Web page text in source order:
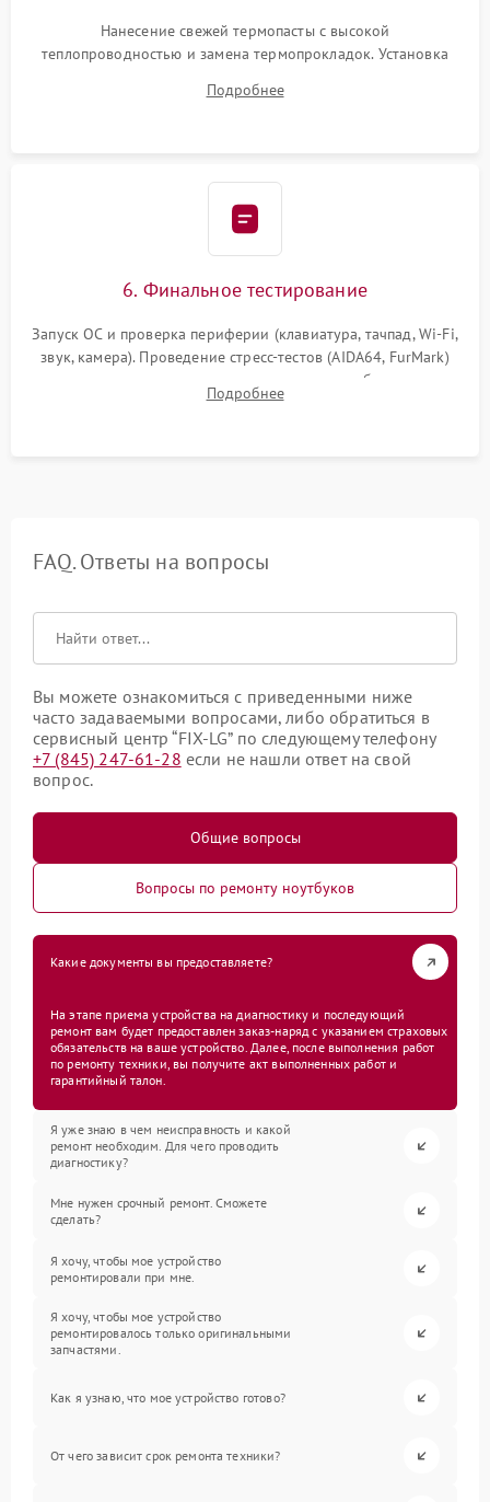
Нанесение свежей термопасты с высокой
теплопроводностью и замена термопрокладок. Установка
шлейфов, модулей памяти и накопителей. Предварительная
Подробнее
6. Финальное тестирование
Запуск ОС и проверка периферии (клавиатура, тачпад, Wi-Fi,
звук, камера). Проведение стресс-тестов (AIDA64, FurMark)
для контроля температурного режима и стабильности
системы под пиковой нагрузкой.
Подробнее
FAQ. Ответы на вопросы
Вы можете ознакомиться с приведенными ниже
часто задаваемыми вопросами, либо обратиться в
сервисный центр “FIX-LG” по следующему телефону
+7 (845) 247-61-28 если не нашли ответ на свой
вопрос.
Общие вопросы
Вопросы по ремонту ноутбуков
Какие документы вы предоставляете?
На этапе приема устройства на диагностику и последующий
ремонт вам будет предоставлен заказ-наряд с указанием страховых
обязательств на ваше устройство. Далее, после выполнения работ
по ремонту техники, вы получите акт выполненных работ и
гарантийный талон.
Я уже знаю в чем неисправность и какой
ремонт необходим. Для чего проводить
диагностику?
Мне нужен срочный ремонт. Сможете
сделать?
Я хочу, чтобы мое устройство
ремонтировали при мне.
Я хочу, чтобы мое устройство
ремонтировалось только оригинальными
запчастями.
Как я узнаю, что мое устройство готово?
От чего зависит срок ремонта техники?